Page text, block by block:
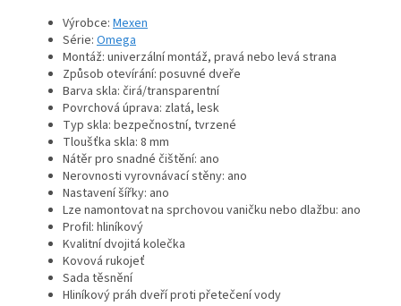
Výrobce: Mexen
Série: Omega
Montáž: univerzální montáž, pravá nebo levá strana
Způsob otevírání: posuvné dveře
Barva skla: čirá/transparentní
Povrchová úprava: zlatá, lesk
Typ skla: bezpečnostní, tvrzené
Tloušťka skla: 8 mm
Nátěr pro snadné čištění: ano
Nerovnosti vyrovnávací stěny: ano
Nastavení šířky: ano
Lze namontovat na sprchovou vaničku nebo dlažbu: ano
Profil: hliníkový
Kvalitní dvojitá kolečka
Kovová rukojeť
Sada těsnění
Hliníkový práh dveří proti přetečení vody